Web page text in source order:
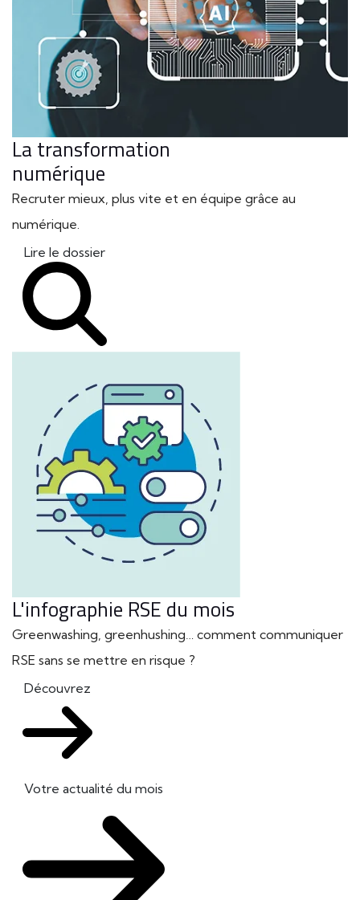
La transformation
numérique
Recruter mieux, plus vite et en équipe grâce au
numérique.
Lire le dossier
L'infographie RSE du mois
Greenwashing, greenhushing… comment communiquer
RSE sans se mettre en risque ?
Découvrez
Votre actualité du mois